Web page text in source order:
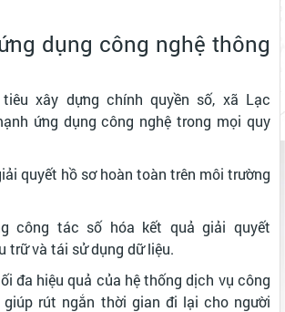
dụng công nghệ thông
xây dựng chính quyền số, xã Lạc
ứng dụng công nghệ trong mọi quy
quyết hồ sơ hoàn toàn trên môi trường
công tác số hóa kết quả giải quyết
trữ và tái sử dụng dữ liệu.
đa hiệu quả của hệ thống dịch vụ công
giúp rút ngắn thời gian đi lại cho người